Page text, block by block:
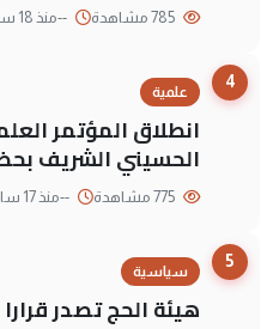
--منذ 18 ساعة
4
علمية
انطلاق المؤتمر
الحسيني الشريف
--منذ 17 ساعة
5
سياسية
هيئة الحج تصدر